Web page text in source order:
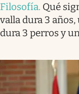
Filosofía. Qué
valla dura 3
dura 3 perros y